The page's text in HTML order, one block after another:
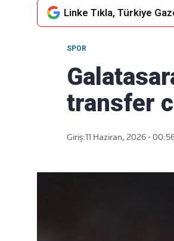
akışımıza
Linke Tıkla, Türkiye
SPOR
transfer
Giriş:11 Haziran, 2026 -